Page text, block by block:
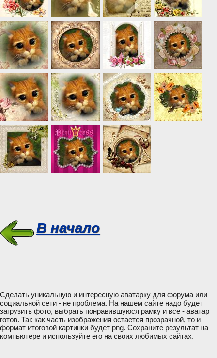
В начало
Сделать уникальную и интересную аватарку для форума или
социальной сети - не проблема. На нашем сайте надо будет
загрузить фото, выбрать понравившуюся рамку и все - аватар
готов. Так как часть изображения остается прозрачной, то и
формат итоговой картинки будет png. Сохраните результат на
компьютере и используйте его на своих любимых сайтах.